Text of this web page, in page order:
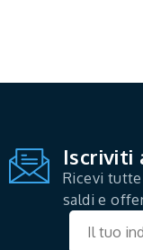
Iscriviti
Ricevi
saldi e